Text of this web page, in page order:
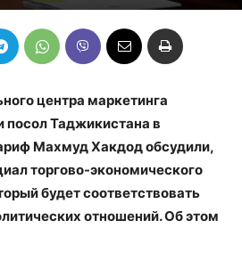
центра маркетинга
посол Таджикистана в
Махмуд Хакдод обсудили,
торгово-экономического
будет соответствовать
отношений. Об этом